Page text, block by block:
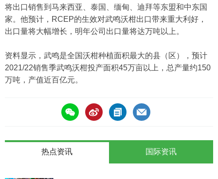
将出口销售到马来西亚、泰国、缅甸、迪拜等东盟和中东国
家。他预计，RCEP的生效对武鸣沃柑出口带来重大利好，
出口量将大幅增长，明年公司出口量将达万吨以上。
资料显示，武鸣是全国沃柑种植面积最大的县（区），预计
2021/22销售季武鸣沃柑投产面积45万亩以上，总产量约150
万吨，产值近百亿元。
热点资讯 国际资讯